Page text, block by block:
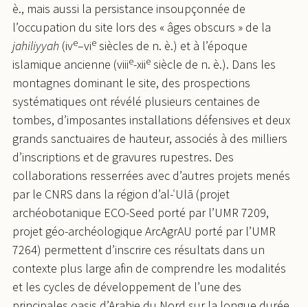
è., mais aussi la persistance insoupçonnée de
l’occupation du site lors des « âges obscurs » de la
jahiliyyah (ive–vie siècles de n. è.) et à l’époque
islamique ancienne (viiie-xiie siècle de n. è.). Dans les
montagnes dominant le site, des prospections
systématiques ont révélé plusieurs centaines de
tombes, d’imposantes installations défensives et deux
grands sanctuaires de hauteur, associés à des milliers
d’inscriptions et de gravures rupestres. Des
collaborations resserrées avec d’autres projets menés
par le CNRS dans la région d’al-ʿUlā (projet
archéobotanique ECO-Seed porté par l’UMR 7209,
projet géo-archéologique ArcAgrAU porté par l’UMR
7264) permettent d’inscrire ces résultats dans un
contexte plus large afin de comprendre les modalités
et les cycles de développement de l’une des